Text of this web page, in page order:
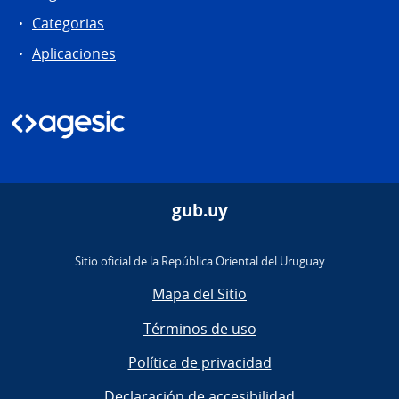
Categorias
Aplicaciones
gub.uy
Sitio oficial de la República Oriental del Uruguay
Mapa del Sitio
Términos de uso
Política de privacidad